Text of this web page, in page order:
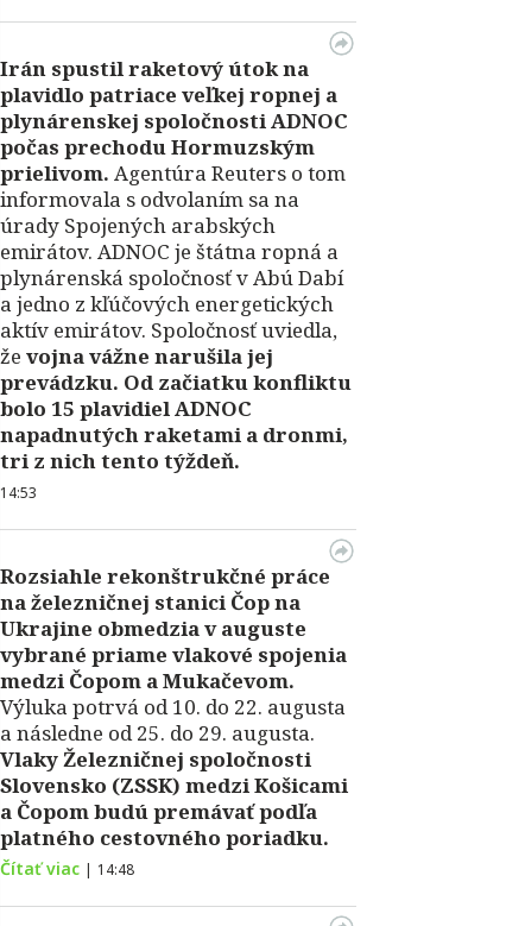
Irán spustil raketový útok na
plavidlo patriace veľkej ropnej a
plynárenskej spoločnosti ADNOC
počas prechodu Hormuzským
prielivom. Agentúra Reuters o tom
informovala s odvolaním sa na
úrady Spojených arabských
emirátov. ADNOC je štátna ropná a
plynárenská spoločnosť v Abú Dabí
a jedno z kľúčových energetických
aktív emirátov. Spoločnosť uviedla,
že vojna vážne narušila jej
prevádzku. Od začiatku konfliktu
bolo 15 plavidiel ADNOC
napadnutých raketami a dronmi,
tri z nich tento týždeň.
14:53
Rozsiahle rekonštrukčné práce
na železničnej stanici Čop na
Ukrajine obmedzia v auguste
vybrané priame vlakové spojenia
medzi Čopom a Mukačevom.
Výluka potrvá od 10. do 22. augusta
a následne od 25. do 29. augusta.
Vlaky Železničnej spoločnosti
Slovensko (ZSSK) medzi Košicami
a Čopom budú premávať podľa
platného cestovného poriadku.
Čítať viac | 14:48